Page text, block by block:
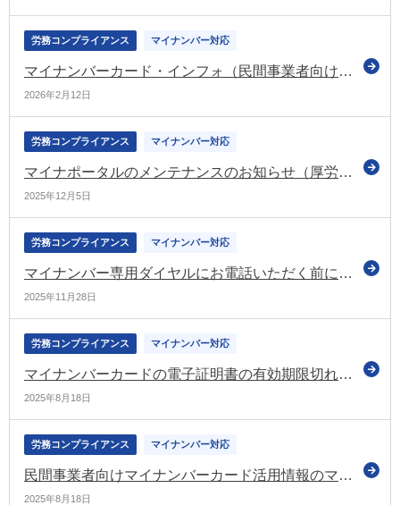
労務コンプライアンス マイナンバー対応
マイナンバーカード・インフォ（民間事業者向け情報）をカテゴリー別に刷新（デジ庁）
2026年2月12日
労務コンプライアンス マイナンバー対応
マイナポータルのメンテナンスのお知らせ（厚労省）
2025年12月5日
労務コンプライアンス マイナンバー対応
マイナンバー専用ダイヤルにお電話いただく前に確認をお願いいたします（協会けんぽ）
2025年11月28日
労務コンプライアンス マイナンバー対応
マイナンバーカードの電子証明書の有効期限切れにご注意ください。有効期限が切れた場合、資格確認書を送付しています（令和7年8月15日）（協会けんぽ）
2025年8月18日
労務コンプライアンス マイナンバー対応
民間事業者向けマイナンバーカード活用情報のマイナンバーカードの利用にあたっての資料を更新（デジ庁）
2025年8月18日